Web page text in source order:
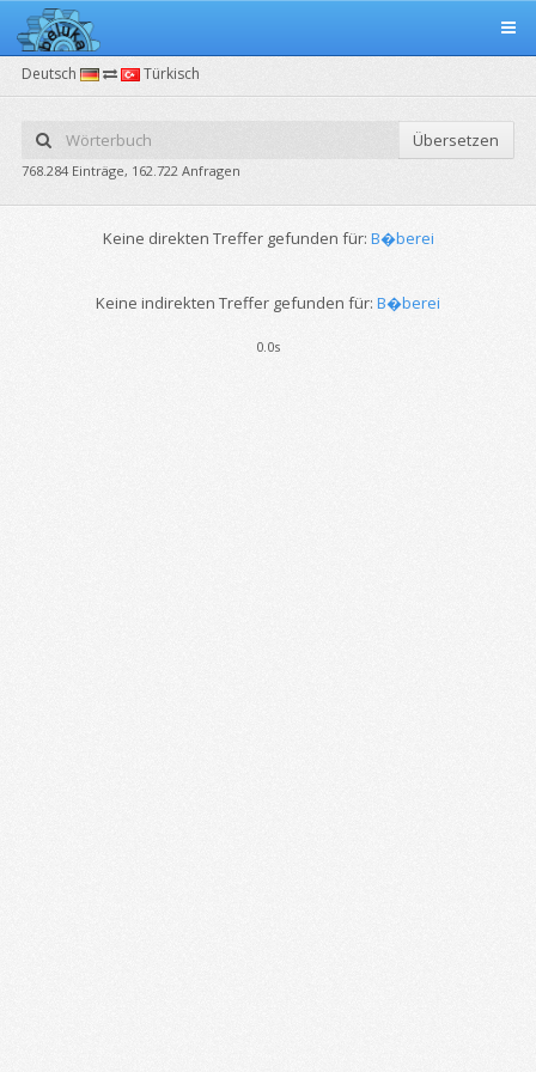
Deutsch Türkisch
Übersetzen
768.284 Einträge, 162.722 Anfragen
Keine direkten Treffer gefunden für: B�berei
Keine indirekten Treffer gefunden für: B�berei
0.0s